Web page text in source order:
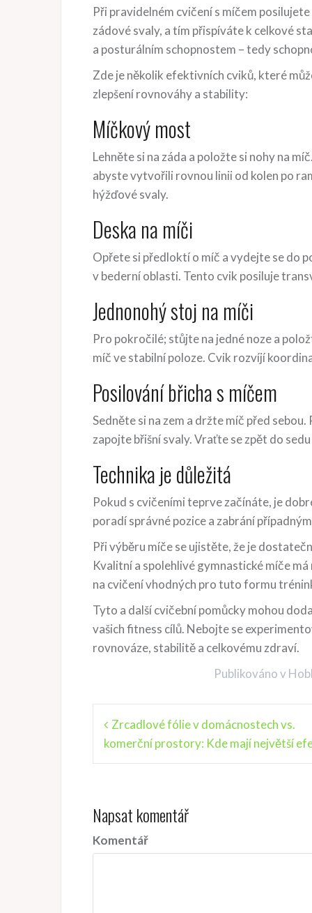
Při pravidelném cvičení s míčem
zádové svaly, a tím přispíváte k celkové
a posturálním schopnostem – tedy
Zde je několik efektivních cviků, které
zlepšení rovnováhy a stability:
Míčkový most
Lehněte si na záda a položte si nohy na
abyste vytvořili rovnou linii od kolen po
hýžďové svaly.
Deska na míči
Opřete si předloktí o míč a vydejte se do
v bederní oblasti. Tento cvik posiluje
Jednonohý stoj na míči
Pro pokročilé; stůjte na jedné noze a
míč ve stabilní poloze. Cvik rozvíjí
Posilování břicha s míčem
Sedněte si na zem a držte míč před
zapojte břišní svaly. Vraťte se zpět do
Technika je důležitá
Pokud s cvičeními teprve začínáte, je
poradí správné pozice a zabrání
Při výběru míče se ujistěte, že je
Kvalitní a spolehlivé gymnastické míče má
na cvičení vhodných pro tuto formu
Tyto a další cvičební pomůcky mohou
vašich fitness cílů. Nebojte se
rovnováze, stabilitě a celkovému zdraví.
Publikováno v
g
a
Zrcadlové fólie v domácnostech vs.
komerční prostory: Kde mají největší
Napsat komentář
Komentář